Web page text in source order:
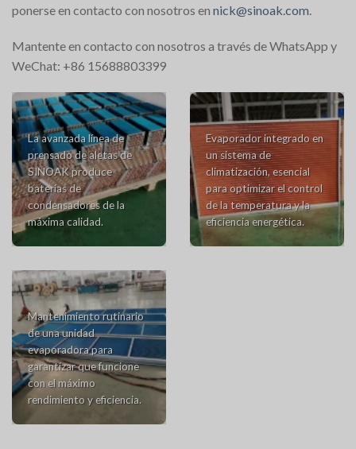
ponerse en contacto con nosotros en nick@sinoak.com
Mantente en contacto con nosotros a través de WhatsApp y
WeChat: +86 15688803399
La avanzada línea de
prensado de aletas de
SINOAK produce
baterías de
condensadores de la
máxima calidad.
Evaporador integrado en
un sistema de
climatización, esencial
para optimizar el control
de la temperatura y la
eficiencia energética.
Mantenimiento rutinario
de una unidad
evaporadora para
garantizar que funcione
con el máximo
rendimiento y eficiencia.